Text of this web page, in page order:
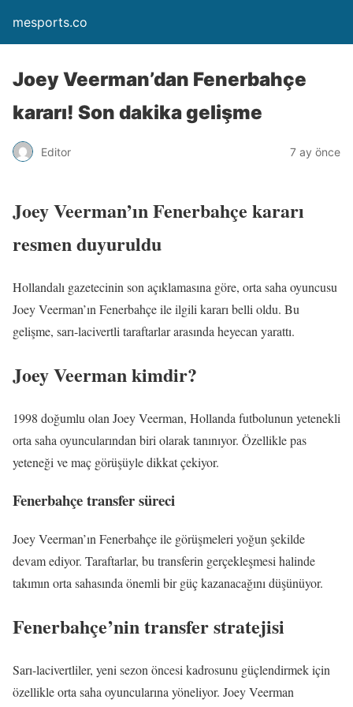
mesports.co
Joey Veerman’dan Fenerbahçe
kararı! Son dakika gelişme
Editor 7 ay önce
Joey Veerman’ın Fenerbahçe kararı
resmen duyuruldu
Hollandalı gazetecinin son açıklamasına göre, orta saha oyuncusu
Joey Veerman’ın Fenerbahçe ile ilgili kararı belli oldu. Bu
gelişme, sarı-lacivertli taraftarlar arasında heyecan yarattı.
Joey Veerman kimdir?
1998 doğumlu olan Joey Veerman, Hollanda futbolunun yetenekli
orta saha oyuncularından biri olarak tanınıyor. Özellikle pas
yeteneği ve maç görüşüyle dikkat çekiyor.
Fenerbahçe transfer süreci
Joey Veerman’ın Fenerbahçe ile görüşmeleri yoğun şekilde
devam ediyor. Taraftarlar, bu transferin gerçekleşmesi halinde
takımın orta sahasında önemli bir güç kazanacağını düşünüyor.
Fenerbahçe’nin transfer stratejisi
Sarı-lacivertliler, yeni sezon öncesi kadrosunu güçlendirmek için
özellikle orta saha oyuncularına yöneliyor. Joey Veerman